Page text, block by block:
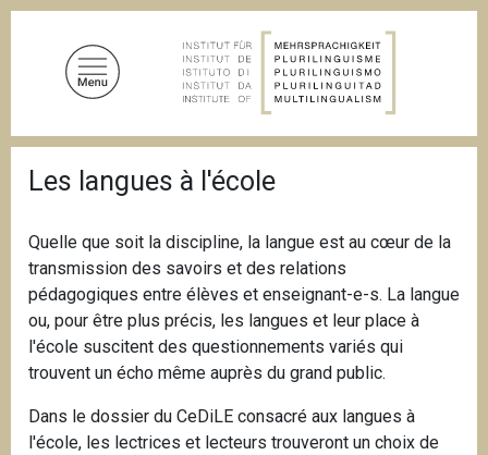
D
f
a
n
a
v
i
g
a
t
i
n
Les langues à l'école
Quelle que soit la discipline, la langue est au cœur de la
transmission des savoirs et des relations
pédagogiques entre élèves et enseignant-e-s. La langue
ou, pour être plus précis, les langues et leur place à
l'école suscitent des questionnements variés qui
trouvent un écho même auprès du grand public.
Dans le dossier du CeDiLE consacré aux langues à
l'école, les lectrices et lecteurs trouveront un choix de